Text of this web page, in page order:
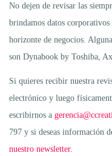
No dejen de revisar las
brindamos datos
horizonte de negocios.
son Dynabook by Toshiba,
Si quieres recibir nuestra
electrónico y luego
escribirnos a
797 y si deseas información
nuestro newsletter.